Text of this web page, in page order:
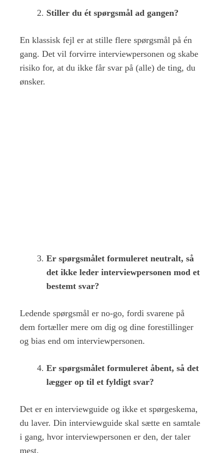
Stiller du ét spørgsmål ad gangen?
En klassisk fejl er at stille flere spørgsmål på én
gang. Det vil forvirre interviewpersonen og skabe
risiko for, at du ikke får svar på (alle) de ting, du
ønsker.
Er spørgsmålet formuleret neutralt, så
det ikke leder interviewpersonen mod et
bestemt svar?
Ledende spørgsmål er no-go, fordi svarene på
dem fortæller mere om dig og dine forestillinger
og bias end om interviewpersonen.
Er spørgsmålet formuleret åbent, så det
lægger op til et fyldigt svar?
Det er en interviewguide og ikke et spørgeskema,
du laver. Din interviewguide skal sætte en samtale
i gang, hvor interviewpersonen er den, der taler
mest.